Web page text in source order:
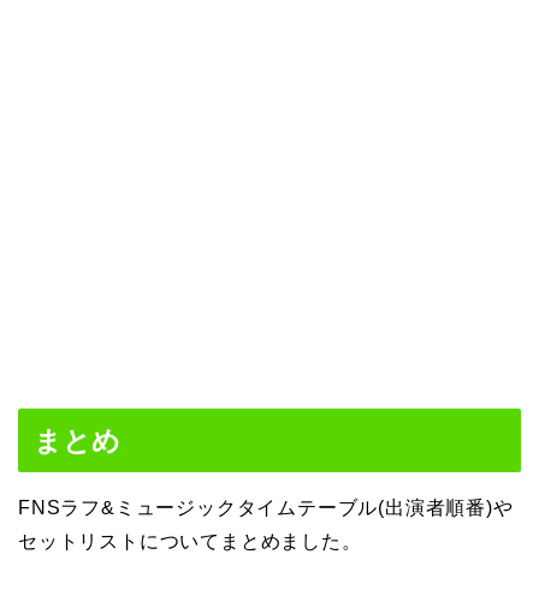
まとめ
FNSラフ&ミュージックタイムテーブル(出演者順番)や
セットリストについてまとめました。